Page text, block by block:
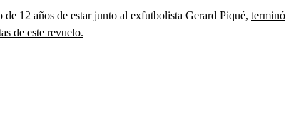
12 años de estar junto al exfutbolista Gerard Piqué, terminó
de este revuelo.